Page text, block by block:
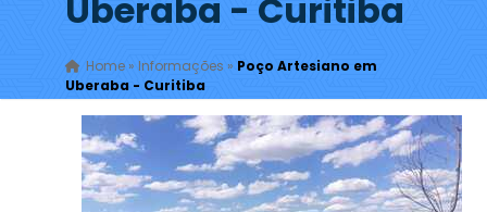
Uberaba - Curitiba
Home» Informações » Poço Artesiano em
Uberaba - Curitiba